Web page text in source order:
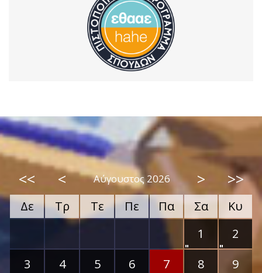
<< < Αύγουστος 2026 > >>
Δε Τρ Τε Πε Πα Σα
Κυ
1
2
3
4 5 6 7 8
9